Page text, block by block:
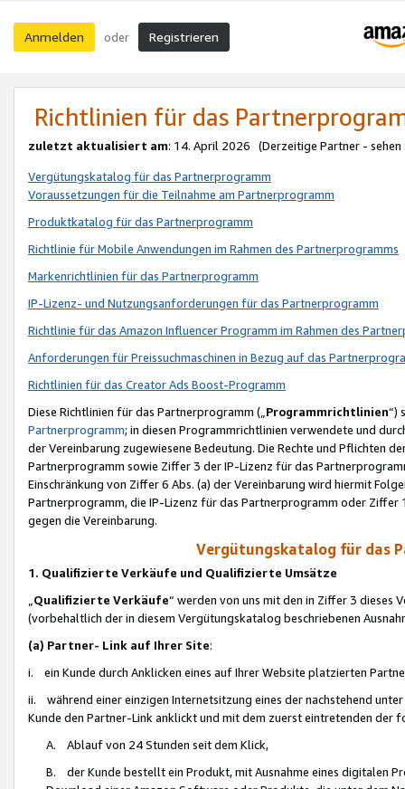
Anmelden oder Registrieren
Richtlinien für das
zuletzt aktualisiert am: 14. April 2026 (Derzeitige Partner - sehen
Vergütungskatalog für das Partnerprogramm
Voraussetzungen für die Teilnahme am Partnerprogramm
Produktkatalog für das Partnerprogramm
Richtlinie für Mobile Anwendungen im Rahmen des Partnerprogramms
Markenrichtlinien für das Partnerprogramm
IP-Lizenz- und Nutzungsanforderungen für das Partnerprogramm
Richtlinie für das Amazon Influencer Programm im Rahmen des
Anforderungen für Preissuchmaschinen in Bezug auf das
Richtlinien für das Creator Ads Boost-Programm
Diese Richtlinien für das Partnerprogramm („Programmrichtlinien“)
Partnerprogramm; in diesen Programmrichtlinien verwendete und
der Vereinbarung zugewiesene Bedeutung. Die Rechte und Pflichten
Partnerprogramm sowie Ziffer 3 der IP-Lizenz für das
Einschränkung von Ziffer 6 Abs. (a) der Vereinbarung wird hiermit
Partnerprogramm, die IP-Lizenz für das Partnerprogramm oder
gegen die Vereinbarung.
Vergütungskatalog für das
1. Qualifizierte Verkäufe und Qualifizierte Umsätze
Qualifizierte Verkäufe“ werden von uns mit den in Ziffer 3
(vorbehaltlich der in diesem Vergütungskatalog beschriebenen
(a) Partner- Link auf Ihrer Site:
i. ein Kunde durch Anklicken eines auf Ihrer Website platzierten
ii. während einer einzigen Internetsitzung eines der nachstehend
Kunde den Partner-Link anklickt und mit dem zuerst eintretenden der
A. Ablauf von 24 Stunden seit dem Klick,
B. der Kunde bestellt ein Produkt, mit Ausnahme eines digitalen